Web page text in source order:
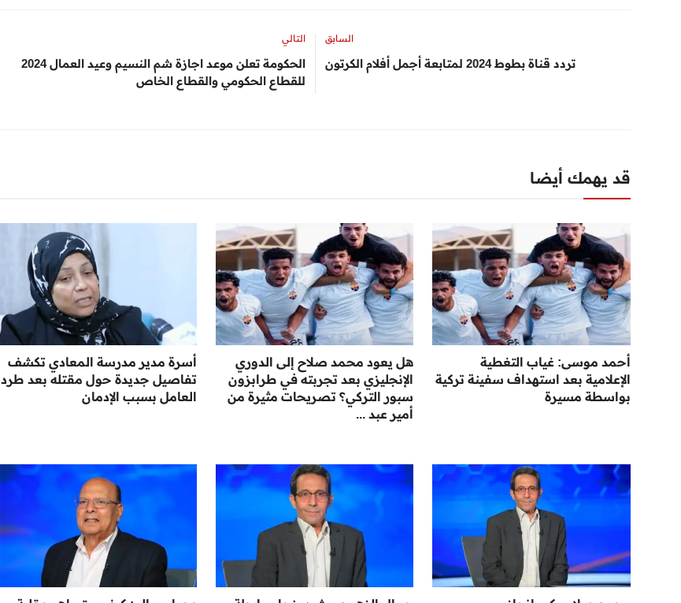
السابق
تردد قناة بطوط 2024 لمتابعة أجمل أفلام الكرتون
التالي
الحكومة تعلن موعد اجازة شم النسيم وعيد العمال 2024
للقطاع الحكومي والقطاع الخاص
قد يهمك أيضا
أحمد موسى: غياب التغطية
الإعلامية بعد استهداف سفينة تركية
بواسطة مسيرة
هل يعود محمد صلاح إلى الدوري
الإنجليزي بعد تجربته في طرابزون
سبور التركي؟ تصريحات مثيرة من
أمير عبد ...
أسرة مدير مدرسة المعادي تكشف
تفاصيل جديدة حول مقتله بعد طرد
العامل بسبب الإدمان